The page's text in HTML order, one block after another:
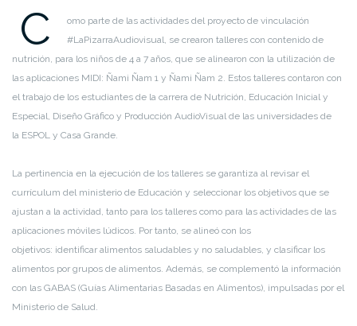
C
omo parte de las actividades del proyecto de vinculación
#LaPizarraAudiovisual, se crearon talleres con contenido de
nutrición , para los niños de 4 a 7 años, que se alinearon con la utilización de
las aplicaciones MIDI: Ñami Ñam 1 y Ñami Ñam 2 Estos talleres contaron con
el trabajo de los estudiantes de la carrera de Nutrición Educación Inicial y
Especial, Diseño Gráfico y Producción AudioVisual de las universidades de
la ESPOL y Casa Grande.
La pertinencia en la ejecución de los talleres se garantiza al revisar el
currículum del ministerio de Educación y seleccionar los objetivos que se
ajustan a la actividad , tanto para los talleres como para las actividades de las
aplicaciones móviles lúdicos . Por tanto se alineó con los
objetivos: identificar alimentos saludables y no saludables, y clasificar los
alimentos por grupos de alimentos. Además, se complementó la información
con las GABAS (Guías Alimentarias Basadas en Alimentos), impulsadas por el
Ministerio de Salud.